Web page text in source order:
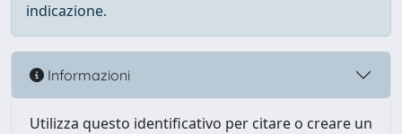
indicazione.
Informazioni
Utilizza questo identificativo per citare o creare un